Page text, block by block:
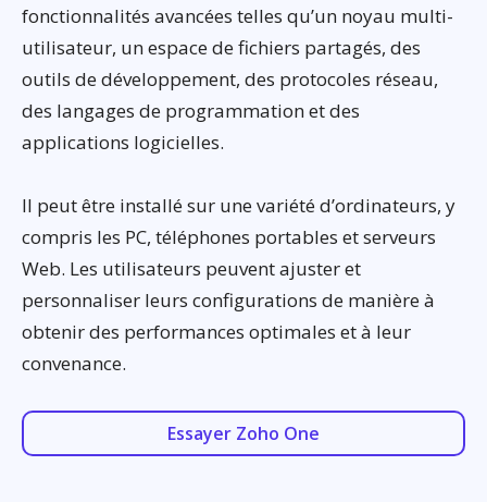
fonctionnalités avancées telles qu’un noyau multi-
utilisateur, un espace de fichiers partagés, des
outils de développement, des protocoles réseau,
des langages de programmation et des
applications logicielles.
Il peut être installé sur une variété d’ordinateurs, y
compris les PC, téléphones portables et serveurs
Web. Les utilisateurs peuvent ajuster et
personnaliser leurs configurations de manière à
obtenir des performances optimales et à leur
convenance.
Essayer Zoho One